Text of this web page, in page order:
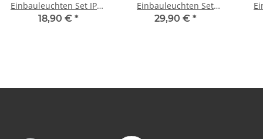
Einbauleuchten Set IP44
Quadro schwenkbar
18,90 € *
Einbauleuchten Set
schwenkbar 5x20W
29,90 € *